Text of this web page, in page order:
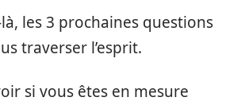
les 3 prochaines questions
traverser l’esprit.
si vous êtes en mesure